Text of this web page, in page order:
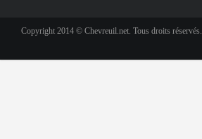
Copyright 2014 © Chevreuil.net. Tous droits réservés.